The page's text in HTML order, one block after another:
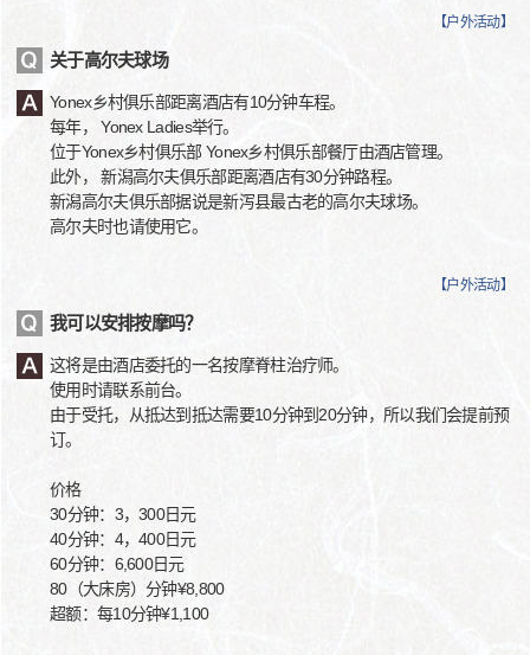
【户外活动】
关于高尔夫球场
Yonex乡村俱乐部距离酒店有10分钟车程。
每年， Yonex Ladies举行。
位于Yonex乡村俱乐部 Yonex乡村俱乐部餐厅由酒店管理。
此外， 新潟高尔夫俱乐部距离酒店有30分钟路程。
新潟高尔夫俱乐部据说是新泻县最古老的高尔夫球场。
高尔夫时也请使用它。
【户外活动】
我可以安排按摩吗？
这将是由酒店委托的一名按摩脊柱治疗师。
使用时请联系前台。
由于受托，从抵达到抵达需要10分钟到20分钟，所以我们会提前预
订。
价格
30分钟：3，300日元
40分钟：4，400日元
60分钟：6,600日元
80（大床房）分钟¥8,800
超额：每10分钟¥1,100